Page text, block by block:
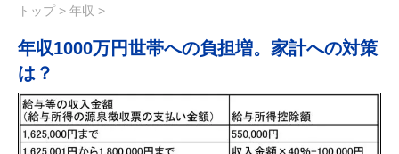
トップ> 年収 >
年収1000万円世帯への負担増。家計への対策
は？